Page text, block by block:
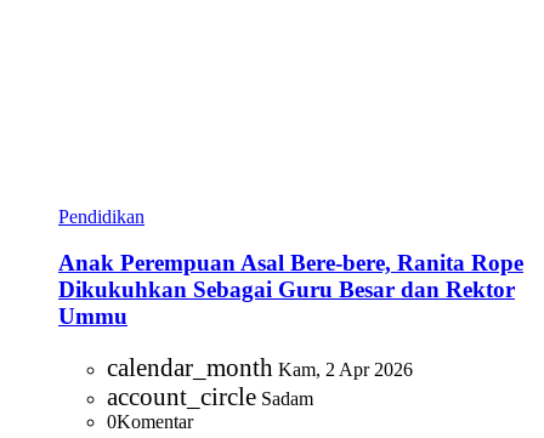
Pendidikan
Anak Perempuan Asal Bere-bere, Ranita Rope
Dikukuhkan Sebagai Guru Besar dan Rektor
Ummu
calendar_month Kam, 2 Apr 2026
account_circle Sadam
0Komentar